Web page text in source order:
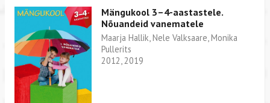
Mängukool 3–4-aastastele.
Nõuandeid vanematele
Maarja Hallik, Nele Valksaare, Monika
Pullerits
2012, 2019